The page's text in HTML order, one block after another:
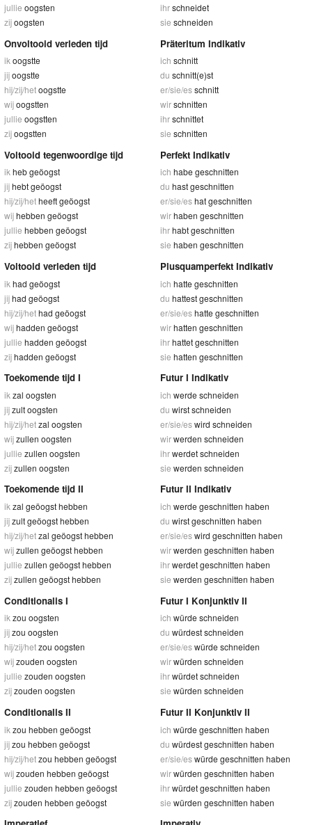
jullie oogsten
zijoogsten
ihrschneidet
sie schneiden
Onvoltooid verleden tijd
ik oogstte
jijoogstte
hij/zij/hetoogstte
wijoogstten
jullie oogstten
zijoogstten
Präteritum Indikativ
ich schnitt
du schnitt(e)st
er/sie/esschnitt
wirschnitten
ihrschnittet
sie schnitten
Voltooid tegenwoordige tijd
ikheb geöogst
jijhebt geöogst
hij/zij/hetheeft geöogst
wijhebben geöogst
jullie hebben geöogst
zijhebben geöogst
Perfekt Indikativ
ich habe geschnitten
du hast geschnitten
er/sie/eshat geschnitten
wirhaben geschnitten
ihrhabt geschnitten
sie haben geschnitten
Voltooid verleden tijd
ik had geöogst
jijhad geöogst
hij/zij/hethad geöogst
wijhadden geöogst
jullie hadden geöogst
zijhadden geöogst
Plusquamperfekt Indikativ
ich hatte geschnitten
du hattest geschnitten
er/sie/eshatte geschnitten
wirhatten geschnitten
ihrhattet geschnitten
sie hatten geschnitten
Toekomende tijd I
ik zal oogsten
jijzult oogsten
hij/zij/hetzal oogsten
wijzullen oogsten
jullie zullen oogsten
zijzullen oogsten
Futur I Indikativ
ich werde schneiden
du wirst schneiden
er/sie/eswird schneiden
wirwerden schneiden
ihrwerdet schneiden
sie werden schneiden
Toekomende tijd II
ik zal geöogst hebben
jijzult geöogst hebben
hij/zij/hetzal geöogst hebben
wijzullen geöogst hebben
jullie zullen geöogst hebben
zijzullen geöogst hebben
Futur II Indikativ
ich werde geschnitten haben
du wirst geschnitten haben
er/sie/eswird geschnitten haben
wirwerden geschnitten haben
ihrwerdet geschnitten haben
sie werden geschnitten haben
Conditionalis I
ik zou oogsten
jijzou oogsten
hij/zij/hetzou oogsten
wijzouden oogsten
jullie zouden oogsten
zijzouden oogsten
Futur I Konjunktiv II
ich würde schneiden
du würdest schneiden
er/sie/eswürde schneiden
wirwürden schneiden
ihrwürdet schneiden
sie würden schneiden
Conditionalis II
ik zou hebben geöogst
jijzou hebben geöogst
hij/zij/hetzou hebben geöogst
wijzouden hebben geöogst
jullie zouden hebben geöogst
zijzouden hebben geöogst
Futur II Konjunktiv II
ich würde geschnitten haben
du würdest geschnitten haben
er/sie/eswürde geschnitten haben
wirwürden geschnitten haben
ihrwürdet geschnitten haben
sie würden geschnitten haben